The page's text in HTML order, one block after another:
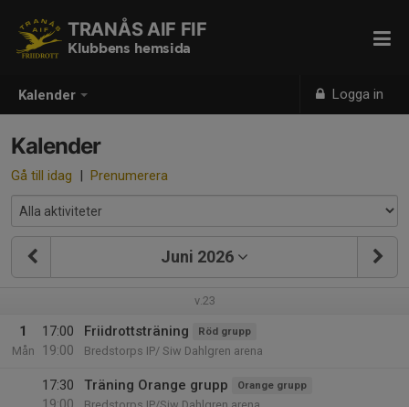
Kalender Logga in
TRANÅS AIF FIF
Klubbens hemsida
Kalender
Gå till idag | Prenumerera
Juni 2026
v.23
1
Mån
17:00
19:00
Friidrottsträning Röd grupp
Bredstorps IP/ Siw Dahlgren arena
17:30
Träning Orange grupp Orange grupp